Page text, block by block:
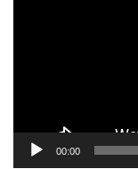
00:00